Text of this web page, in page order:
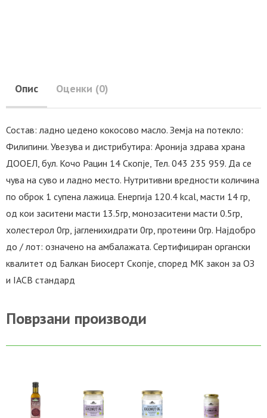
Опис Оценки (0)
Состав: ладно цедено кокосово масло. Земја на потекло:
Филипини. Увезува и дистрибутира: Аронија здрава храна
ДООЕЛ, бул. Кочо Рацин 14 Скопје, Тел. 043 235 959. Да се
чува на суво и ладно место. Нутритивни вредности количина
по оброк 1 супена лажица. Енергија 120.4 kcal, масти 14 гр,
од кои заситени масти 13.5гр, монозаситени масти 0.5гр,
холестерол 0гр, јагленихидрати 0гр, протеини 0гр. Најдобро
до / лот: означено на амбалажата. Сертифициран органски
квалитет од Балкан Биосерт Скопје, според МК закон за ОЗ
и IACB стандард
Поврзани производи
ВО ВО ВО ВО